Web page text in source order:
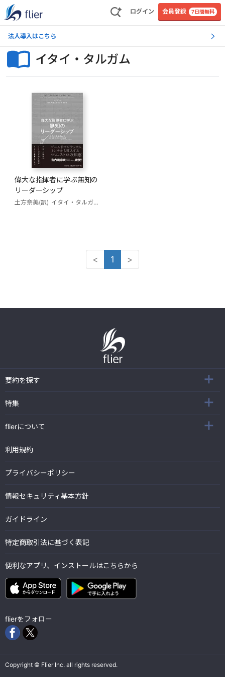
ログイン 会員登録 7日間無料
法人導入はこちら
イタイ・タルガム
偉大な指揮者に学ぶ無知の
リーダーシップ
土方奈美(訳) イタイ・タルガム
< 1 >
要約を探す
特集
flierについて
利用規約
プライバシーポリシー
情報セキュリティ基本方針
ガイドライン
特定商取引法に基づく表記
便利なアプリ、インストールはこちらから
flierをフォロー
Copyright © Flier Inc. all rights reserved.